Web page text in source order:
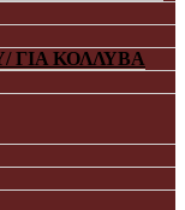
ΓΙΑ ΚΟΛΛΥΒΑ